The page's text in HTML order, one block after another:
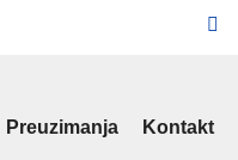
Preuzimanja Kontakt